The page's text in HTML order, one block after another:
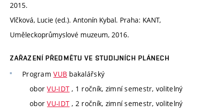
2015.
Vlčková, Lucie (ed.). Antonín Kybal. Praha: KANT,
Uměleckoprůmyslové muzeum, 2016.
ZAŘAZENÍ PŘEDMĚTU VE STUDIJNÍCH PLÁNECH
ProgramVUB bakalářský
oborVU-IDT , 1 ročník, zimní semestr, volitelný
oborVU-IDT , 2 ročník, zimní semestr, volitelný